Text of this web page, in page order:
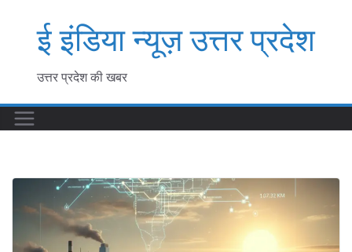
contentई इंडिया न्यूज़ उत्तर प्रदेश
उत्तर प्रदेश की खबर